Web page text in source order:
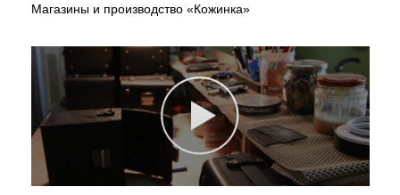
Магазины и производство «Кожинка»